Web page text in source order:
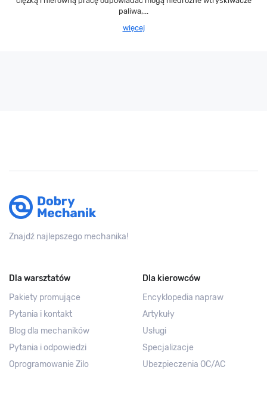
paliwa,...
więcej
Znajdź najlepszego mechanika!
Dla warsztatów
Pakiety promujące
Pytania i kontakt
Blog dla mechaników
Pytania i odpowiedzi
Oprogramowanie Zilo
Dla kierowców
Encyklopedia napraw
Artykuły
Usługi
Specjalizacje
Ubezpieczenia OC/AC